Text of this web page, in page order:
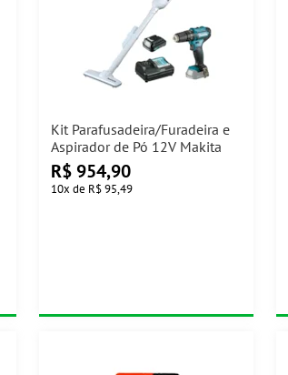
Kit Parafusadeira/Furadeira e
Aspirador de Pó 12V Makita
R$ 954,90
10x de R$ 95,49